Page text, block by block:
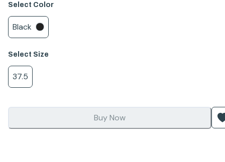
Select Color
Black
Select Size
37.5
Buy Now